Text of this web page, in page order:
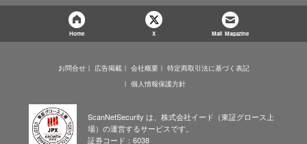
Home X Mail Magazine
お問合せ 広告掲載 会社概要
特定商取引法に基づく表記
個人情報保護方針
ScanNetSecurity は、株式会社イード（東証グロース上
場）の運営するサービスです。
証券コード：6038